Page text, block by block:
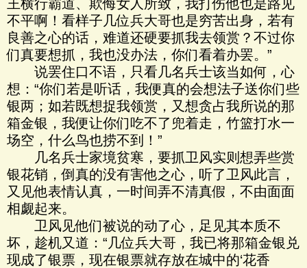
王横行霸道、欺侮女人所致，我打伤他也是路见
不平啊！看样子几位兵大哥也是穷苦出身，若有
良善之心的话，难道还硬要抓我去领赏？不过你
们真要想抓，我也没办法，你们看着办罢。”
说罢住口不语，只看几名兵士该当如何，心
想：“你们若是听话，我便真的会想法子送你们些
银两；如若既想捉我领赏，又想贪占我所说的那
箱金银，我便让你们吃不了兜着走，竹篮打水一
场空，什么鸟也捞不到！”
几名兵士家境贫寒，要抓卫风实则想弄些赏
银花销，倒真的没有害他之心，听了卫风此言，
又见他表情认真，一时间弄不清真假，不由面面
相觑起来。
卫风见他们被说的动了心，足见其本质不
坏，趁机又道：“几位兵大哥，我已将那箱金银兑
现成了银票，现在银票就存放在城中的‘花香